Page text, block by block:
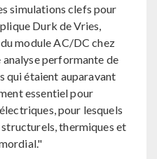
simulations clefs pour
Durk de Vries,
module AC/DC chez
performante de
qui étaient auparavant
essentiel pour
pour lesquels
thermiques et